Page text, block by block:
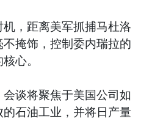
，距离美军抓捕马杜洛
掩饰，控制委内瑞拉的
心。
谈将聚焦于美国公司如
石油工业，并将日产量